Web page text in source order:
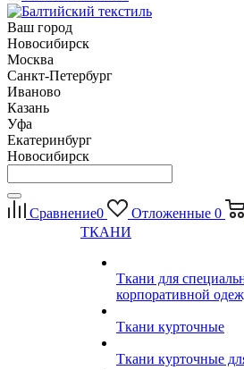
Ваш город
Новосибирск
Москва
Санкт-Петербург
Иваново
Казань
Уфа
Екатеринбург
Новосибирск
Сравнение0 Отложенные 0
ТКАНИ
Ткани для
корпоративной
Ткани курточные
Ткани курточные